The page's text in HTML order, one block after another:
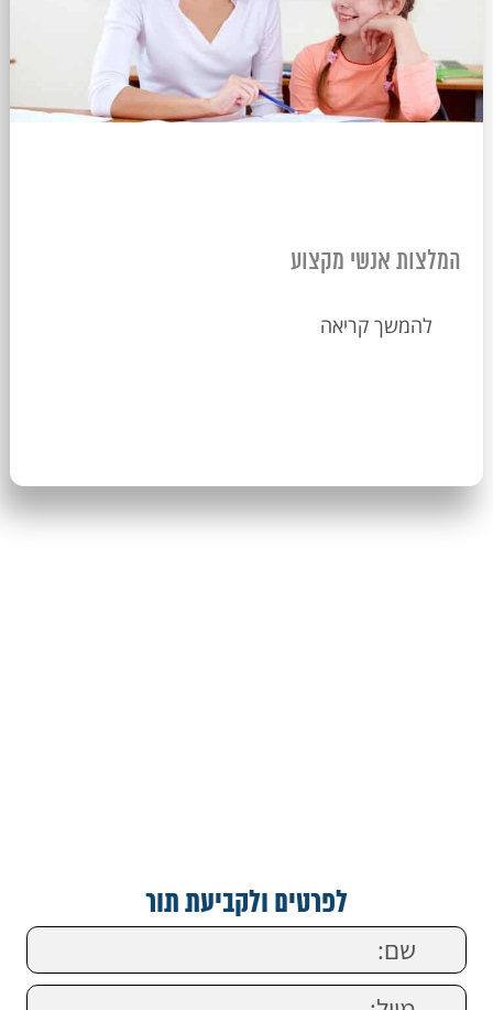
המלצות אנשי מקצוע
להמשך קריאה
לפרטים ולקביעת תור